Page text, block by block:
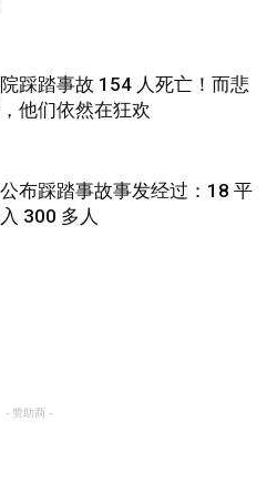
踩踏事故 154 人死亡！而悲
他们依然在狂欢
布踩踏事故事发经过：18 平
300 多人
- 赞助商 -